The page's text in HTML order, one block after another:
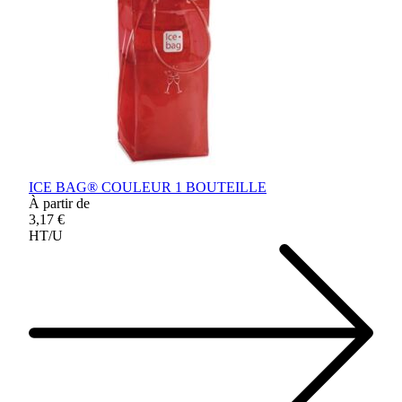
ICE BAG® COULEUR 1 BOUTEILLE
À partir de
3,17 €
HT/U